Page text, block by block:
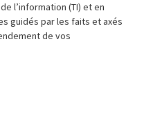
l’information (TI) et en
guidés par les faits et axés
de vos